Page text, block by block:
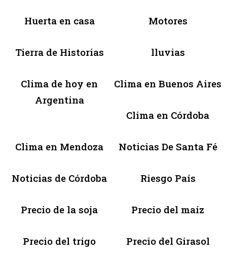
Huerta en casa Motores
Tierra de Historias lluvias
Clima de hoy en
Argentina
Clima en Buenos Aires
Clima en Córdoba
Clima en Mendoza Noticias De Santa Fé
Noticias de Córdoba Riesgo País
Precio de la soja Precio del maíz
Precio del trigo Precio del Girasol